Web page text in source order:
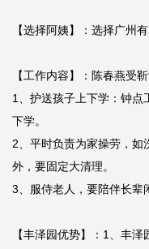
【选择阿姨】：选择广州
【工作内容】：陈春燕受
1、护送孩子上下学：钟点
下学。
2、平时负责为家操劳，如
外，要固定大清理。
3、服侍老人，要陪伴长辈
【丰泽园优势】：1、丰